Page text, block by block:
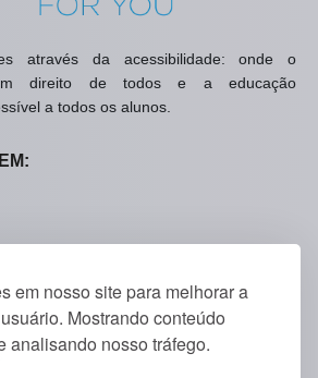
em nosso site para melhorar a
Mostrando conteúdo
analisando nosso tráfego.
através da acessibilidade: onde o
direito de todos e a educação
a todos os alunos.